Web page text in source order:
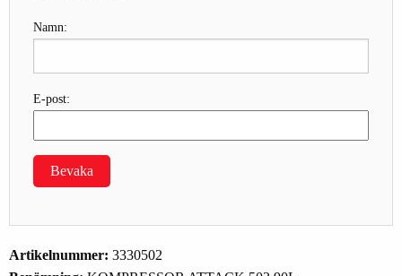
Namn:
E-post:
Bevaka
Artikelnummer: 3330502